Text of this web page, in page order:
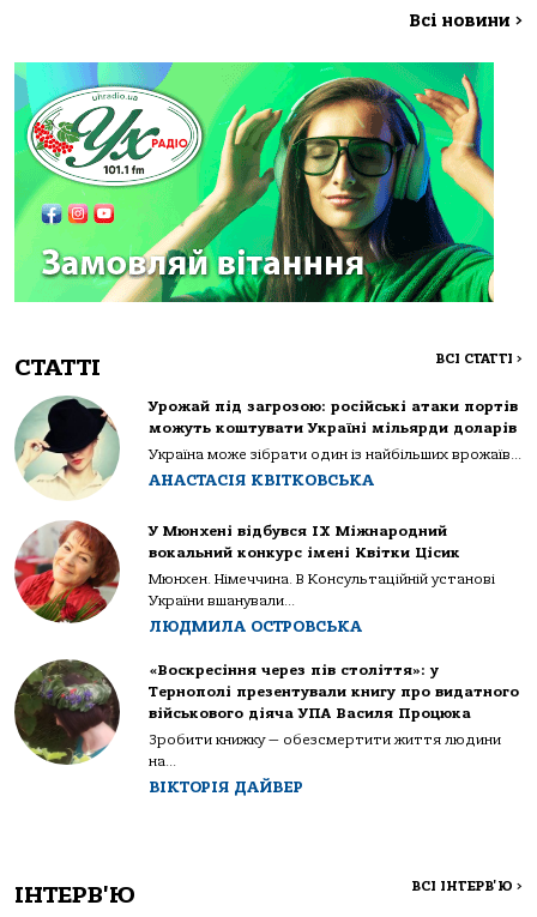
Всі новини >
СТАТТІ ВСІ СТАТТІ >
Урожай під загрозою: російські атаки портів
можуть коштувати Україні мільярди доларів
Україна може зібрати один із найбільших врожаїв...
АНАСТАСІЯ КВІТКОВСЬКА
У Мюнхені відбувся IX Міжнародний
вокальний конкурс імені Квітки Цісик
Мюнхен. Німеччина. В Консультаційній установі
України вшанували...
ЛЮДМИЛА ОСТРОВСЬКА
«Воскресіння через пів століття»: у
Тернополі презентували книгу про видатного
військового діяча УПА Василя Процюка
Зробити книжку — обезсмертити життя людини
на...
ВІКТОРІЯ ДАЙВЕР
ІНТЕРВ'Ю ВСІ ІНТЕРВ'Ю >